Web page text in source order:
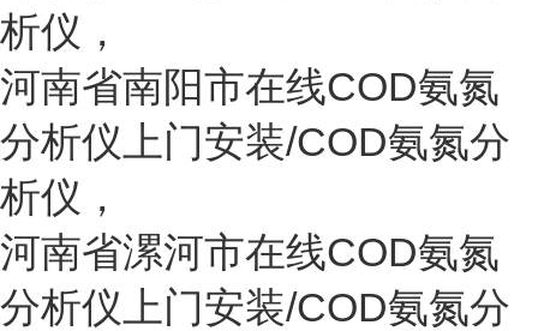
析仪 ，
河南省南阳市在线COD氨氮
分析仪上门安装/COD氨氮分
析仪 ，
河南省漯河市在线COD氨氮
分析仪上门安装/COD氨氮分